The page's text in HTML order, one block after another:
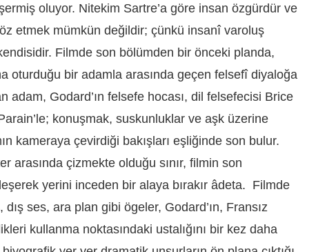
oluyor. Nitekim Sartre’a göre insan özgürdür ve
etmek mümkün değildir; çünkü insanî varoluş
Filmde son bölümden bir önceki planda,
oturduğu bir adamla arasında geçen felsefî diyaloğa
adam, Godard’ın felsefe hocası, dil felsefecisi Brice
konuşmak, suskunluklar ve aşk üzerine
kameraya çevirdiği bakışları eşliğinde son bulur.
arasında çizmekte olduğu sınır, filmin son
yerini inceden bir alaya bırakır âdeta. Filmde
ses, ara plan gibi ögeler, Godard’ın, Fransız
kullanma noktasındaki ustalığını bir kez daha